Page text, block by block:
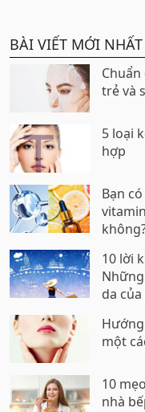
BÀI VIẾT MỚI NHẤT
trẻ và
5 loại
hợp
Bạn
10 lời
da
một
10
nhà